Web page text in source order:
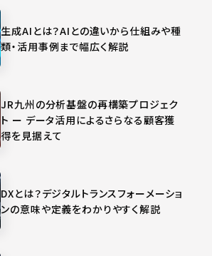
生成AIとは？AIとの違いから仕組みや種
類・活用事例まで幅広く解説
JR九州の分析基盤の再構築プロジェク
ト ー データ活用によるさらなる顧客獲
得を見据えて
DXとは？デジタルトランスフォーメーショ
ンの意味や定義をわかりやすく解説